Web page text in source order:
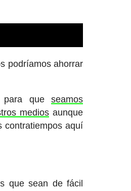
podríamos ahorrar
para queseamos
mediosaunque
contratiempos aquí
que sean de fácil